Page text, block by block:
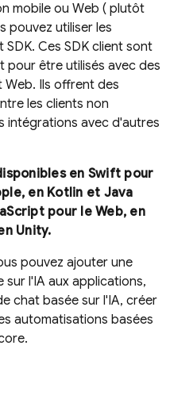
mobile ou Web ( plutôt
pouvez utiliser les
SDK. Ces SDK client sont
pour être utilisés avec des
Web. Ils offrent des
les clients non
intégrations avec d'autres
en Swift pour
en Kotlin et Java
pour le Web, en
Unity.
pouvez ajouter une
sur l'IA aux applications,
chat basée sur l'IA, créer
automatisations basées